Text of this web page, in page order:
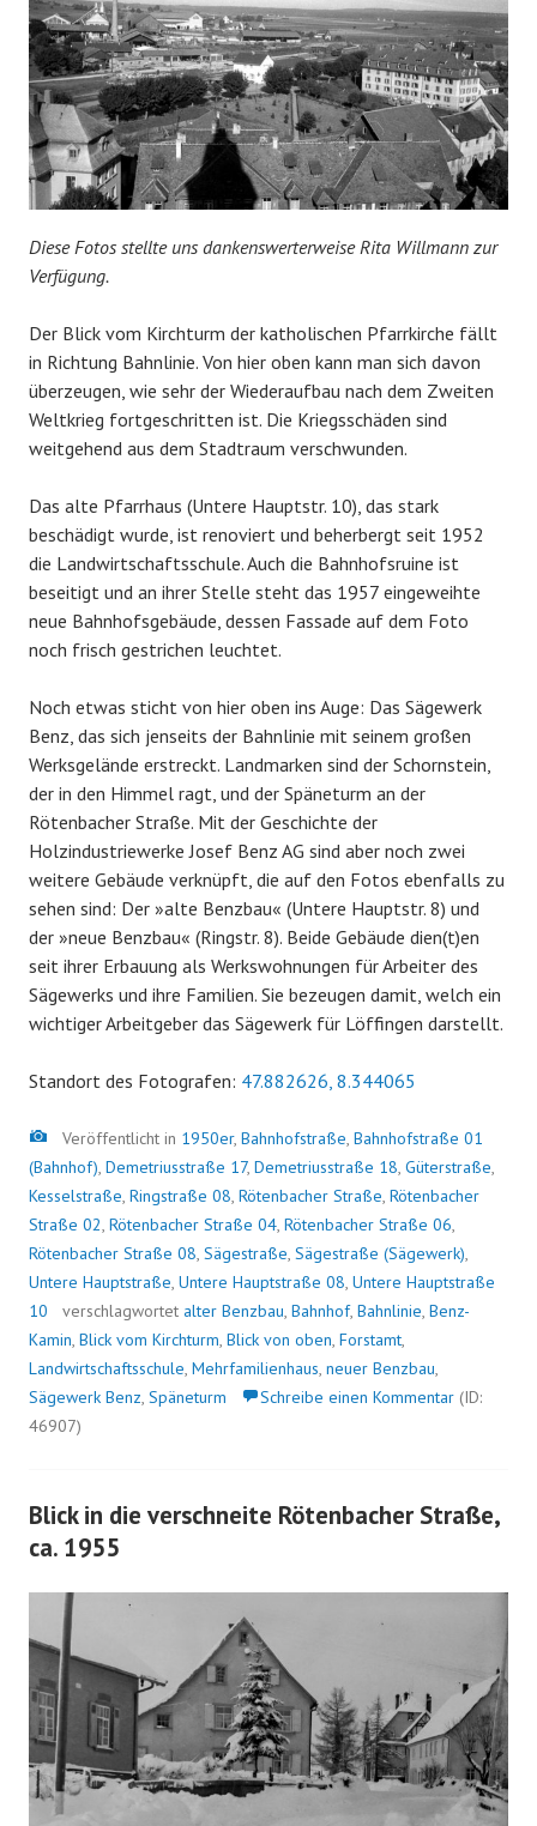
Diese Fotos stellte uns dankenswerterweise Rita Willmann zur
Verfügung.
Der Blick vom Kirchturm der katholischen Pfarrkirche fällt
in Richtung Bahnlinie. Von hier oben kann man sich davon
überzeugen, wie sehr der Wiederaufbau nach dem Zweiten
Weltkrieg fortgeschritten ist. Die Kriegsschäden sind
weitgehend aus dem Stadtraum verschwunden.
Das alte Pfarrhaus (Untere Hauptstr. 10), das stark
beschädigt wurde, ist renoviert und beherbergt seit 1952
die Landwirtschaftsschule. Auch die Bahnhofsruine ist
beseitigt und an ihrer Stelle steht das 1957 eingeweihte
neue Bahnhofsgebäude, dessen Fassade auf dem Foto
noch frisch gestrichen leuchtet.
Noch etwas sticht von hier oben ins Auge: Das Sägewerk
Benz, das sich jenseits der Bahnlinie mit seinem großen
Werksgelände erstreckt. Landmarken sind der Schornstein,
der in den Himmel ragt, und der Späneturm an der
Rötenbacher Straße. Mit der Geschichte der
Holzindustriewerke Josef Benz AG sind aber noch zwei
weitere Gebäude verknüpft, die auf den Fotos ebenfalls zu
sehen sind: Der »alte Benzbau« (Untere Hauptstr. 8) und
der »neue Benzbau« (Ringstr. 8). Beide Gebäude dien(t)en
seit ihrer Erbauung als Werkswohnungen für Arbeiter des
Sägewerks und ihre Familien. Sie bezeugen damit, welch ein
wichtiger Arbeitgeber das Sägewerk für Löffingen darstellt.
Standort des Fotografen: 47.882626, 8.344065
Bild
Veröffentlicht in 1950er, Bahnhofstraße, Bahnhofstraße 01
(Bahnhof), Demetriusstraße 17, Demetriusstraße 18, Güterstraße,
Kesselstraße, Ringstraße 08, Rötenbacher Straße, Rötenbacher
Straße 02, Rötenbacher Straße 04, Rötenbacher Straße 06,
Rötenbacher Straße 08, Sägestraße, Sägestraße (Sägewerk),
Untere Hauptstraße, Untere Hauptstraße 08, Untere Hauptstraße
10
verschlagwortet alter Benzbau, Bahnhof, Bahnlinie, Benz-
Kamin, Blick vom Kirchturm, Blick von oben, Forstamt,
Landwirtschaftsschule, Mehrfamilienhaus, neuer Benzbau,
Sägewerk Benz, Späneturm Schreibe einen Kommentar (ID:
46907)
Blick in die verschneite Rötenbacher Straße,
ca. 1955